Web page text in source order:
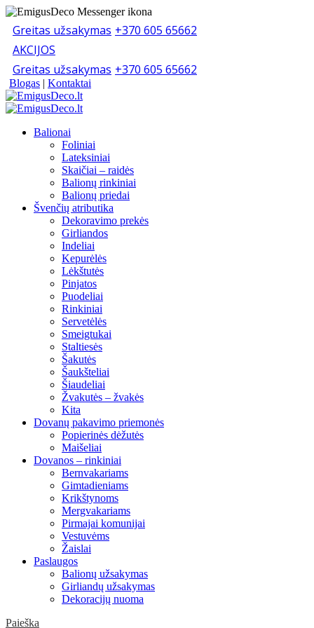
Greitas užsakymas +370 605 65662
AKCIJOS
Greitas užsakymas +370 605 65662
Blogas | Kontaktai
Balionai
Foliniai
Lateksiniai
Skaičiai – raidės
Balionų rinkiniai
Balionų priedai
Švenčių atributika
Dekoravimo prekės
Girliandos
Indeliai
Kepurėlės
Lėkštutės
Pinjatos
Puodeliai
Rinkiniai
Servetėlės
Smeigtukai
Staltiesės
Šakutės
Šaukšteliai
Šiaudeliai
Žvakutės – žvakės
Kita
Dovanų pakavimo priemonės
Popierinės dėžutės
Maišeliai
Dovanos – rinkiniai
Bernvakariams
Gimtadieniams
Krikštynoms
Mergvakariams
Pirmajai komunijai
Vestuvėms
Žaislai
Paslaugos
Balionų užsakymas
Girliandų užsakymas
Dekoracijų nuoma
Paieška